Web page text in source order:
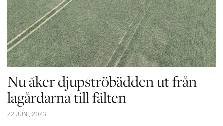
Nu åker djupströbädden ut från
lagårdarna till fälten
22 JUNI, 2023